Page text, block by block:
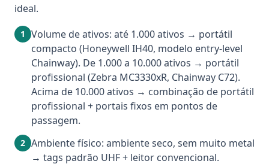
ideal.
1
Volume de ativos: até 1.000 ativos → portátil
compacto (Honeywell IH40, modelo entry-level
Chainway). De 1.000 a 10.000 ativos → portátil
profissional (Zebra MC3330xR, Chainway C72).
Acima de 10.000 ativos → combinação de portátil
profissional + portais fixos em pontos de
passagem.
2 Ambiente físico: ambiente seco, sem muito metal
→ tags padrão UHF + leitor convencional.